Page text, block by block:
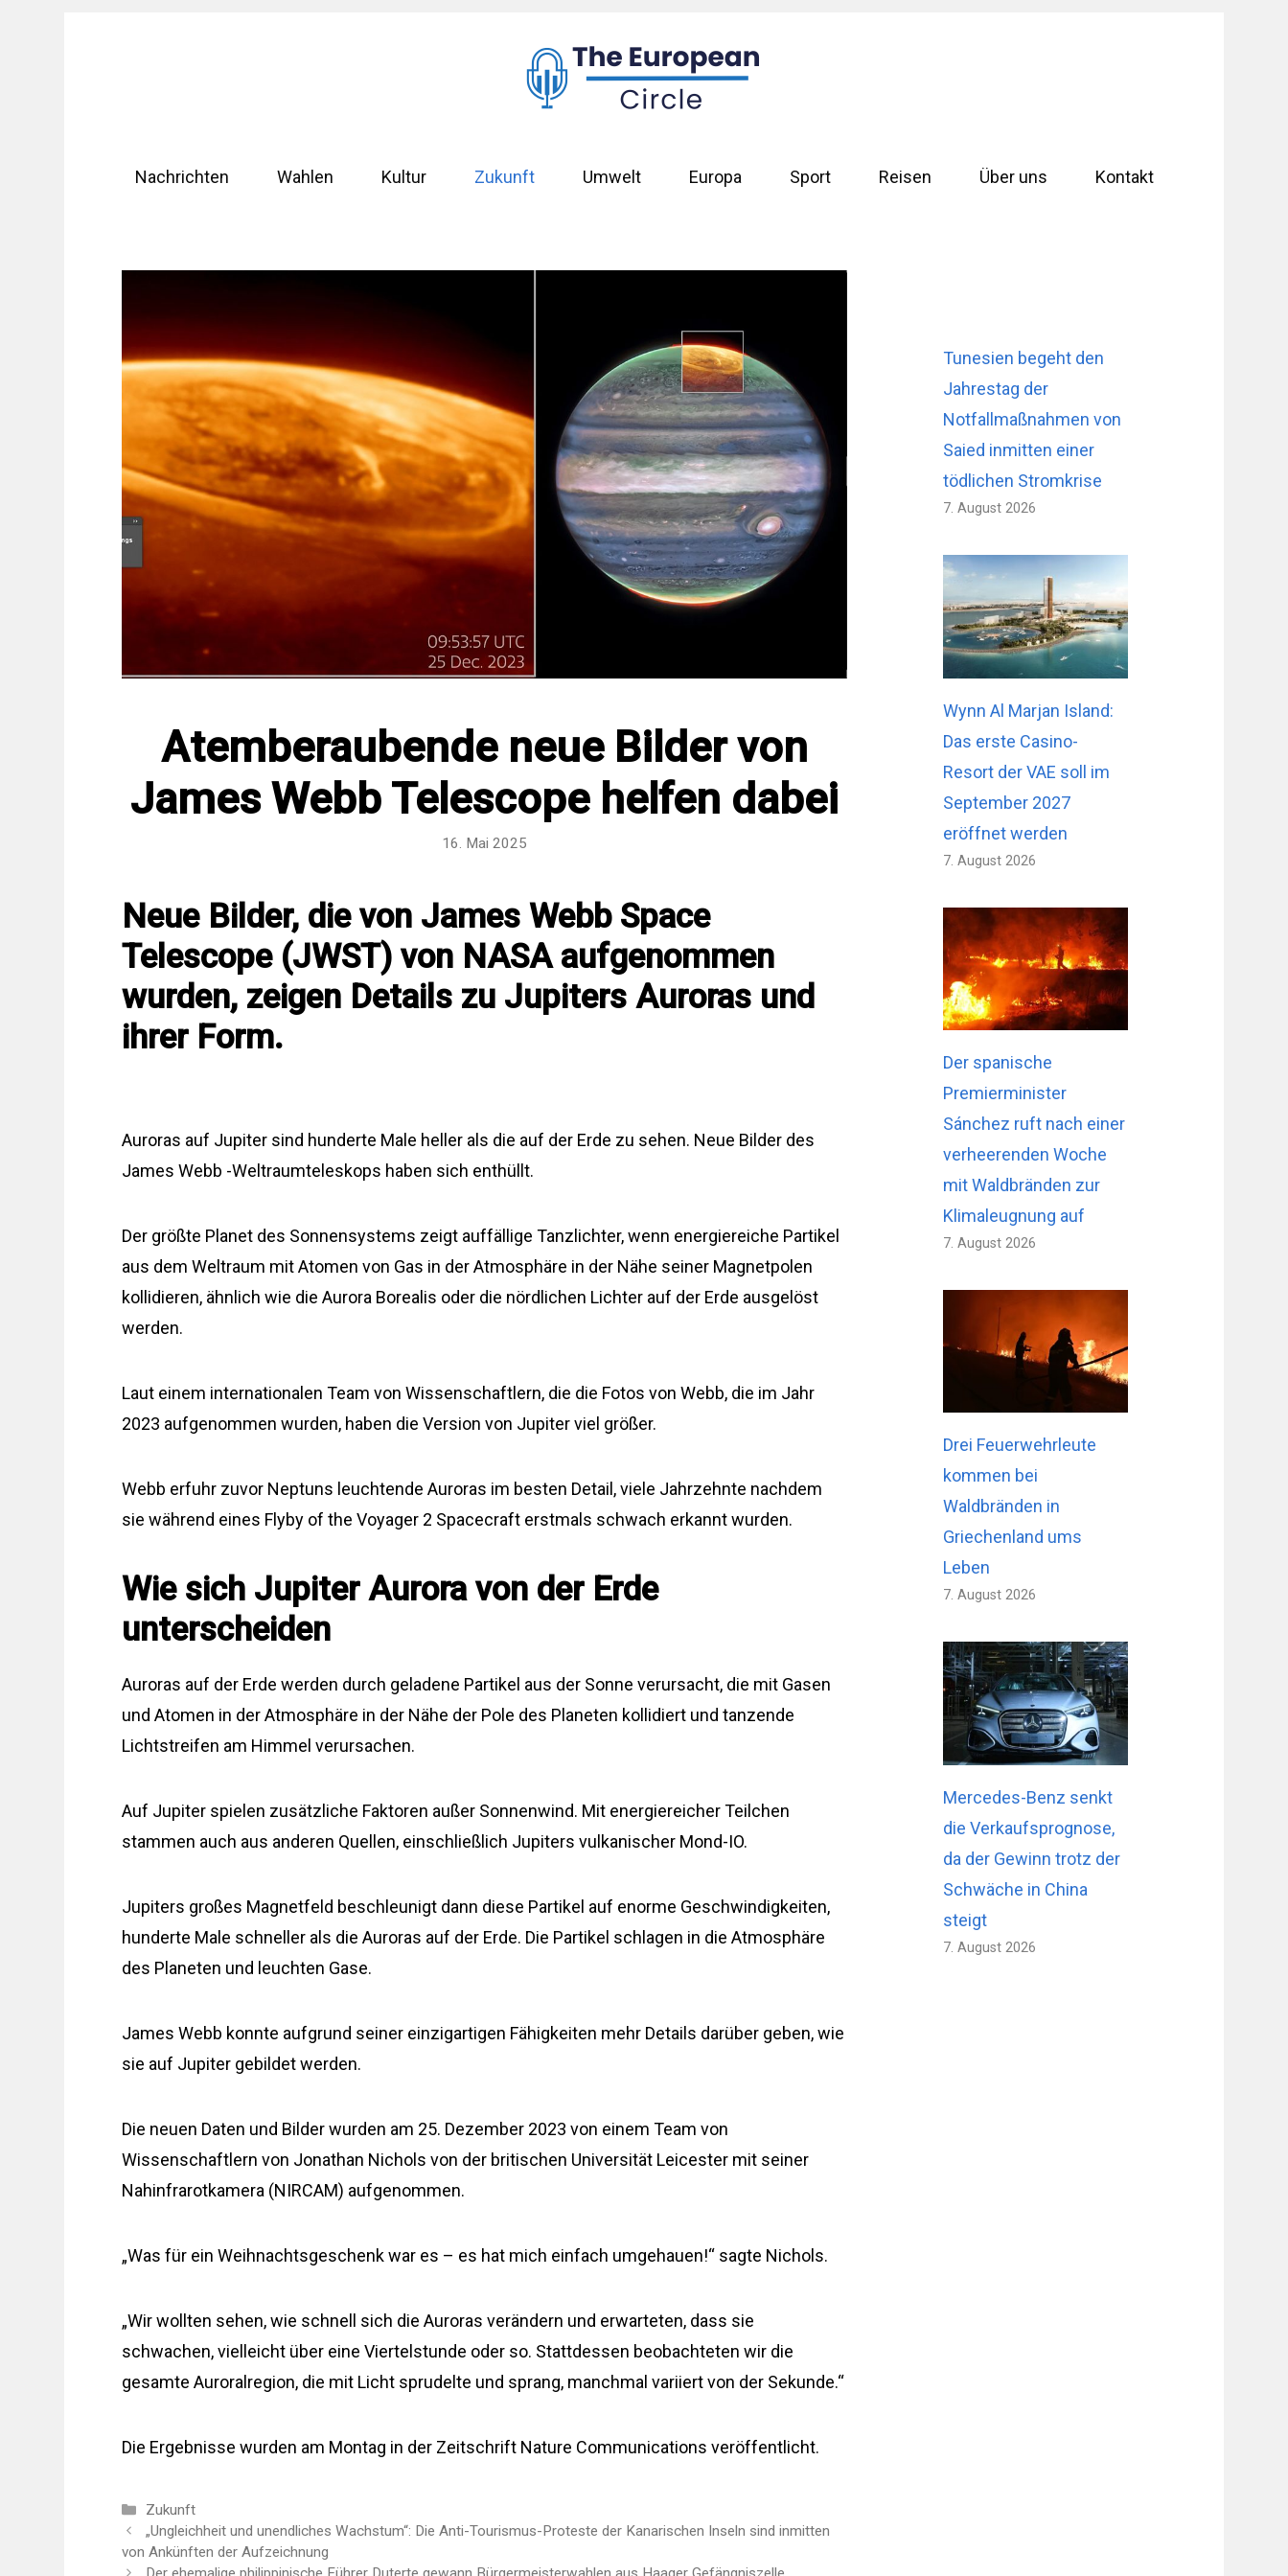
Nachrichten Wahlen Kultur Zukunft Umwelt Europa Sport Reisen Über uns Kontakt
Atemberaubende neue Bilder von
James Webb Telescope helfen dabei
16. Mai 2025
Neue Bilder, die von James Webb Space
Telescope (JWST) von NASA aufgenommen
wurden, zeigen Details zu Jupiters Auroras und
ihrer Form.
Auroras auf Jupiter sind hunderte Male heller als die auf der Erde zu sehen. Neue Bilder des
James Webb -Weltraumteleskops haben sich enthüllt.
Der größte Planet des Sonnensystems zeigt auffällige Tanzlichter, wenn energiereiche Partikel
aus dem Weltraum mit Atomen von Gas in der Atmosphäre in der Nähe seiner Magnetpolen
kollidieren, ähnlich wie die Aurora Borealis oder die nördlichen Lichter auf der Erde ausgelöst
werden.
Laut einem internationalen Team von Wissenschaftlern, die die Fotos von Webb, die im Jahr
2023 aufgenommen wurden, haben die Version von Jupiter viel größer.
Webb erfuhr zuvor Neptuns leuchtende Auroras im besten Detail, viele Jahrzehnte nachdem
sie während eines Flyby of the Voyager 2 Spacecraft erstmals schwach erkannt wurden.
Wie sich Jupiter Aurora von der Erde
unterscheiden
Auroras auf der Erde werden durch geladene Partikel aus der Sonne verursacht, die mit Gasen
und Atomen in der Atmosphäre in der Nähe der Pole des Planeten kollidiert und tanzende
Lichtstreifen am Himmel verursachen.
Auf Jupiter spielen zusätzliche Faktoren außer Sonnenwind. Mit energiereicher Teilchen
stammen auch aus anderen Quellen, einschließlich Jupiters vulkanischer Mond-IO.
Jupiters großes Magnetfeld beschleunigt dann diese Partikel auf enorme Geschwindigkeiten,
hunderte Male schneller als die Auroras auf der Erde. Die Partikel schlagen in die Atmosphäre
des Planeten und leuchten Gase.
James Webb konnte aufgrund seiner einzigartigen Fähigkeiten mehr Details darüber geben, wie
sie auf Jupiter gebildet werden.
Die neuen Daten und Bilder wurden am 25. Dezember 2023 von einem Team von
Wissenschaftlern von Jonathan Nichols von der britischen Universität Leicester mit seiner
Nahinfrarotkamera (NIRCAM) aufgenommen.
„Was für ein Weihnachtsgeschenk war es – es hat mich einfach umgehauen!“ sagte Nichols.
„Wir wollten sehen, wie schnell sich die Auroras verändern und erwarteten, dass sie
schwachen, vielleicht über eine Viertelstunde oder so. Stattdessen beobachteten wir die
gesamte Auroralregion, die mit Licht sprudelte und sprang, manchmal variiert von der Sekunde.“
Die Ergebnisse wurden am Montag in der Zeitschrift Nature Communications veröffentlicht.
Kategorien
Zukunft
„Ungleichheit und unendliches Wachstum“: Die Anti-Tourismus-Proteste der Kanarischen Inseln sind inmitten
von Ankünften der Aufzeichnung
Tunesien begeht den
Jahrestag der
Notfallmaßnahmen von
Saied inmitten einer
tödlichen Stromkrise
7. August 2026
Wynn Al Marjan Island:
Das erste Casino-
Resort der VAE soll im
September 2027
eröffnet werden
7. August 2026
Der spanische
Premierminister
Sánchez ruft nach einer
verheerenden Woche
mit Waldbränden zur
Klimaleugnung auf
7. August 2026
Drei Feuerwehrleute
kommen bei
Waldbränden in
Griechenland ums
Leben
7. August 2026
Mercedes-Benz senkt
die Verkaufsprognose,
da der Gewinn trotz der
Schwäche in China
steigt
7. August 2026